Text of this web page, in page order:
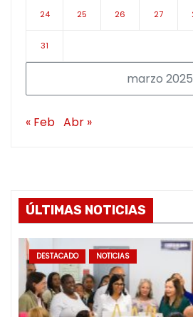
marzo 2025
24 25 26 27
31
« Feb Abr »
ÚLTIMAS NOTICIAS
DESTACADO NOTICIAS